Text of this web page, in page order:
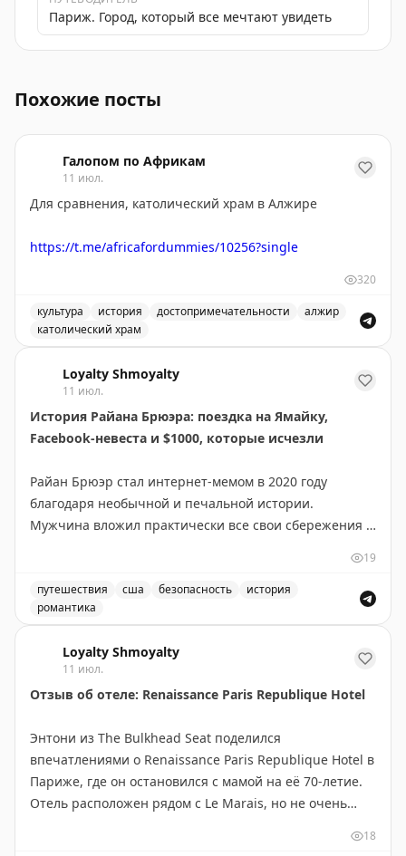
Париж. Город, который все мечтают увидеть
Похожие посты
Галопом по Африкам
11 июл.
Для сравнения, католический храм в Алжире
https://t.me/africafordummies/10256?single
320
культура история достопримечательности
алжир
католический храм
Loyalty Shmoyalty
11 июл.
История Райана Брюэра: поездка на Ямайку,
Facebook-невеста и $1000, которые исчезли
Райан Брюэр стал интернет-мемом в 2020 году
благодаря необычной и печальной истории.
Мужчина вложил практически все свои сбережения в
жениться на женщине, которую встретил в Facebook.
Перед свадьбой Брюэр дал своей избранице $1000 на
оставив его без денег и без невесты. Стыдясь
вернуться домой после такого разочарования, Райан
несколько ночей спал на пляже Ямайки.
Эта история стала вирусной в интернете и
напоминает о важности осторожности при онлайн-
знакомствах, особенно когда речь идет о финансовых
вложениях. История Брюэра — наглядный пример
того, как романтические надежды могут обернуться
19
путешествия сша безопасность
история
романтика
Loyalty Shmoyalty
11 июл.
Отзыв об отеле: Renaissance Paris Republique Hotel
Энтони из The Bulkhead Seat поделился
впечатлениями о Renaissance Paris Republique Hotel в
Париже, где он остановился с мамой на её 70-летие.
Отель расположен рядом с Le Marais, но не очень
достопримечательностей. Номер обошёлся в $627 за
18